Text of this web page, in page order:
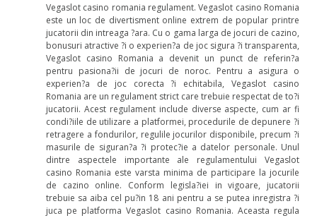
Vegaslot casino romania regulament. Vegaslot casino Romania
este un loc de divertisment online extrem de popular printre
jucatorii din intreaga ?ara. Cu o gama larga de jocuri de cazino,
bonusuri atractive ?i o experien?a de joc sigura ?i transparenta,
Vegaslot casino Romania a devenit un punct de referin?a
pentru pasiona?ii de jocuri de noroc. Pentru a asigura o
experien?a de joc corecta ?i echitabila, Vegaslot casino
Romania are un regulament strict care trebuie respectat de to?i
jucatorii. Acest regulament include diverse aspecte, cum ar fi
condi?iile de utilizare a platformei, procedurile de depunere ?i
retragere a fondurilor, regulile jocurilor disponibile, precum ?i
masurile de siguran?a ?i protec?ie a datelor personale. Unul
dintre aspectele importante ale regulamentului Vegaslot
casino Romania este varsta minima de participare la jocurile
de cazino online. Conform legisla?iei in vigoare, jucatorii
trebuie sa aiba cel pu?in 18 ani pentru a se putea inregistra ?i
juca pe platforma Vegaslot casino Romania. Aceasta regula